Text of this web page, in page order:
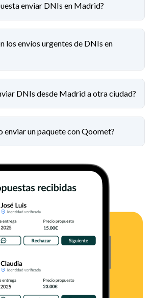
enviar DNIs en Madrid?
los envíos urgentes de DNIs en
DNIs desde Madrid a otra ciudad?
enviar un paquete con Qoomet?